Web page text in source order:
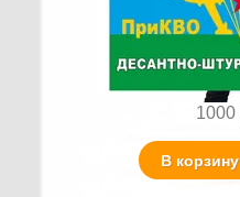
1000
В корзину